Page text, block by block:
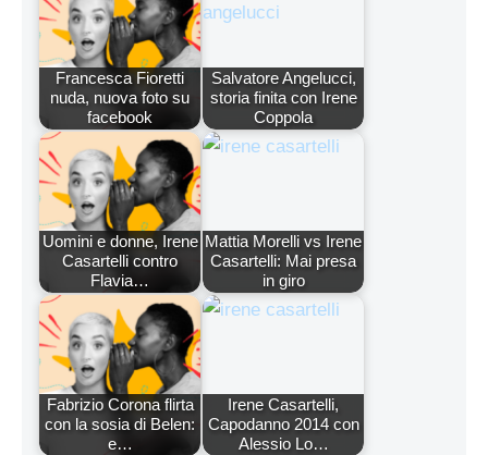
Francesca Fioretti
nuda, nuova foto su
facebook
Salvatore Angelucci,
storia finita con Irene
Coppola
Uomini e donne, Irene
Casartelli contro
Flavia…
Mattia Morelli vs Irene
Casartelli: Mai presa
in giro
Fabrizio Corona flirta
con la sosia di Belen:
e…
Irene Casartelli,
Capodanno 2014 con
Alessio Lo…